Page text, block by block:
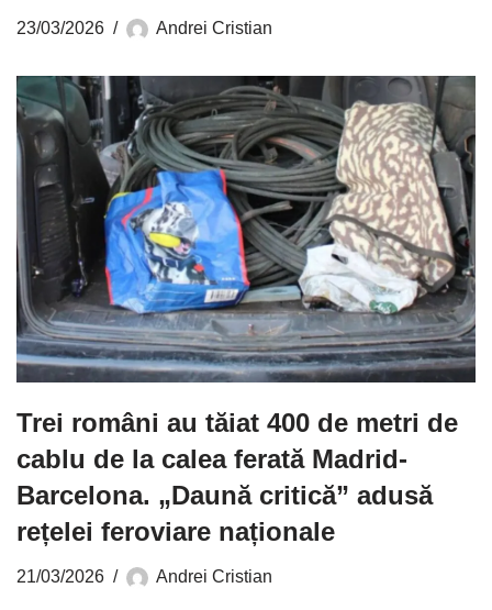
23/03/2026 Andrei Cristian
Trei români au tăiat 400 de metri de
cablu de la calea ferată Madrid-
Barcelona. „Daună critică” adusă
rețelei feroviare naționale
21/03/2026 Andrei Cristian